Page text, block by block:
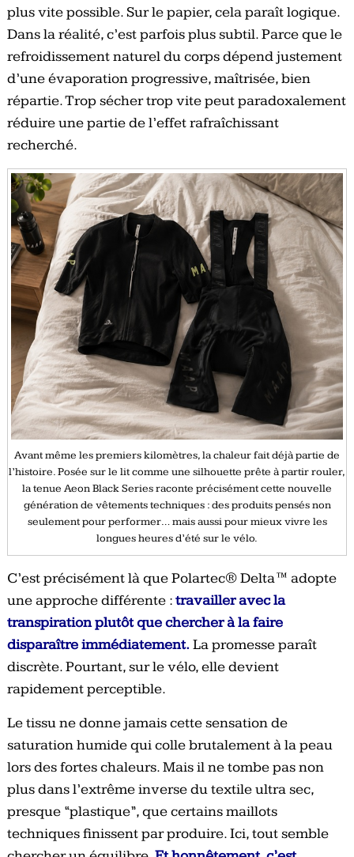
plus vite possible. Sur le papier, cela paraît logique.
Dans la réalité, c’est parfois plus subtil. Parce que le
refroidissement naturel du corps dépend justement
d’une évaporation progressive, maîtrisée, bien
répartie. Trop sécher trop vite peut paradoxalement
réduire une partie de l’effet rafraîchissant
recherché.
Avant même les premiers kilomètres, la chaleur fait déjà partie de
l’histoire. Posée sur le lit comme une silhouette prête à partir rouler,
la tenue Aeon Black Series raconte précisément cette nouvelle
génération de vêtements techniques : des produits pensés non
seulement pour performer… mais aussi pour mieux vivre les
longues heures d’été sur le vélo.
C’est précisément là que Polartec® Delta™ adopte
une approche différente :travailler avec la
transpiration plutôt que chercher à la faire
disparaître immédiatement.La promesse paraît
discrète. Pourtant, sur le vélo, elle devient
rapidement perceptible.
Le tissu ne donne jamais cette sensation de
saturation humide qui colle brutalement à la peau
lors des fortes chaleurs. Mais il ne tombe pas non
plus dans l’extrême inverse du textile ultra sec,
presque “plastique”, que certains maillots
techniques finissent par produire. Ici, tout semble